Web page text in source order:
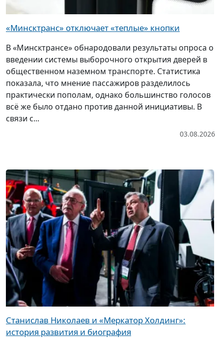
«Минсктранс» отключает «теплые» кнопки
В «Минсктрансе» обнародовали результаты опроса о
введении системы выборочного открытия дверей в
общественном наземном транспорте. Статистика
показала, что мнение пассажиров разделилось
практически пополам, однако большинство голосов
всё же было отдано против данной инициативы. В
связи с...
03.08.2026
Станислав Николаев и «Меркатор Холдинг»:
история развития и биография